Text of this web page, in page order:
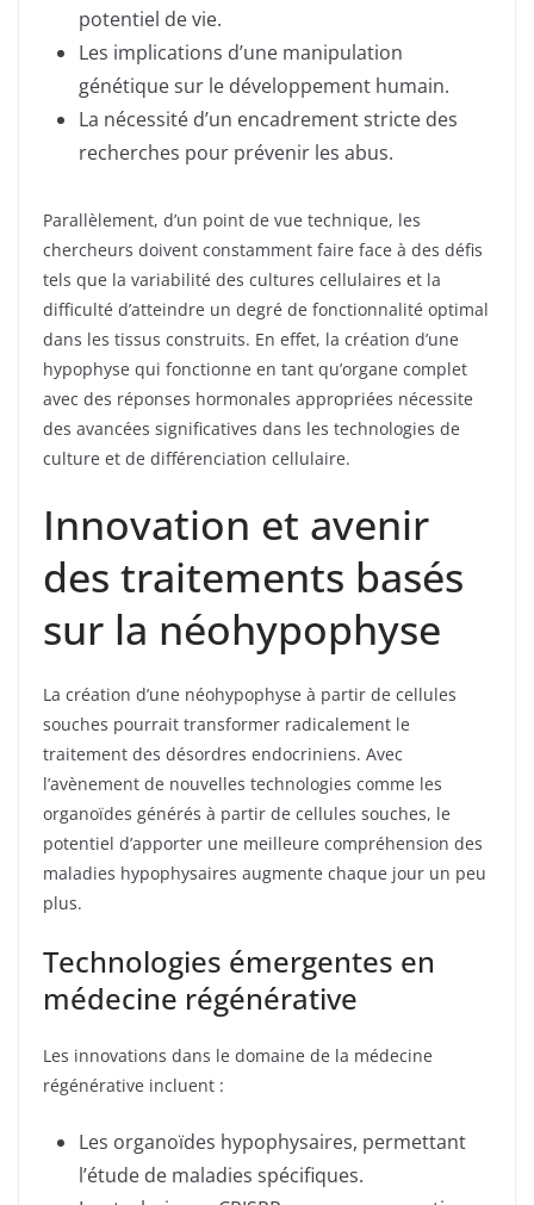
potentiel de vie.
Les implications d’une manipulation
génétique sur le développement humain.
La nécessité d’un encadrement stricte des
recherches pour prévenir les abus.
Parallèlement, d’un point de vue technique, les
chercheurs doivent constamment faire face à des défis
tels que la variabilité des cultures cellulaires et la
difficulté d’atteindre un degré de fonctionnalité optimal
dans les tissus construits. En effet, la création d’une
hypophyse qui fonctionne en tant qu’organe complet
avec des réponses hormonales appropriées nécessite
des avancées significatives dans les technologies de
culture et de différenciation cellulaire.
Innovation et avenir
des traitements basés
sur la néohypophyse
La création d’une néohypophyse à partir de cellules
souches pourrait transformer radicalement le
traitement des désordres endocriniens. Avec
l’avènement de nouvelles technologies comme les
organoïdes générés à partir de cellules souches, le
potentiel d’apporter une meilleure compréhension des
maladies hypophysaires augmente chaque jour un peu
plus.
Technologies émergentes en
médecine régénérative
Les innovations dans le domaine de la médecine
régénérative incluent :
Les organoïdes hypophysaires, permettant
l’étude de maladies spécifiques.